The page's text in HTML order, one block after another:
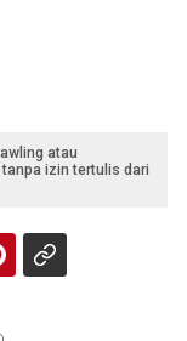
atau
izin tertulis dari